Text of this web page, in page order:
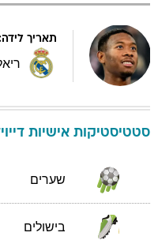
תאריך
סטטיסטיקות אישיות
שערים
בישולים